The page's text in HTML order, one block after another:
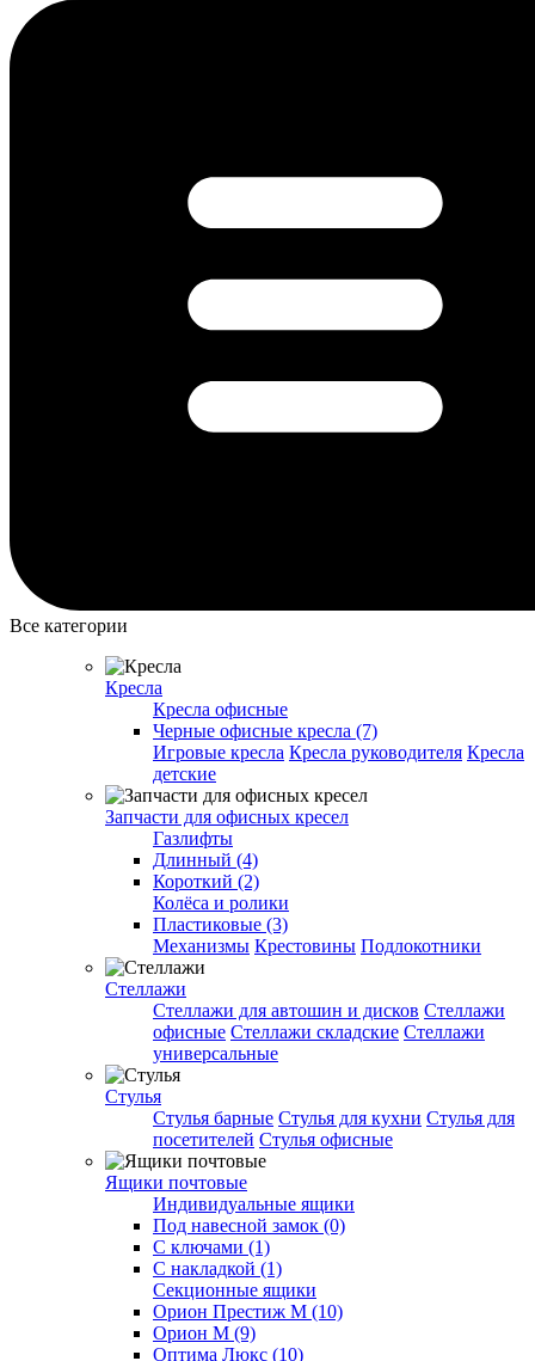
Все категории
Кресла
Кресла офисные
Черные офисные кресла (7)
Игровые кресла Кресла руководителя Кресла
детские
Запчасти для офисных кресел
Газлифты
Длинный (4)
Короткий (2)
Колёса и ролики
Пластиковые (3)
Механизмы Крестовины Подлокотники
Стеллажи
Стеллажи для автошин и дисков Стеллажи
офисные Стеллажи складские Стеллажи
универсальные
Стулья
Стулья барные Стулья для кухни Стулья для
посетителей Стулья офисные
Ящики почтовые
Индивидуальные ящики
Под навесной замок (0)
С ключами (1)
С накладкой (1)
Секционные ящики
Орион Престиж М (10)
Орион М (9)
Оптима Люкс (10)